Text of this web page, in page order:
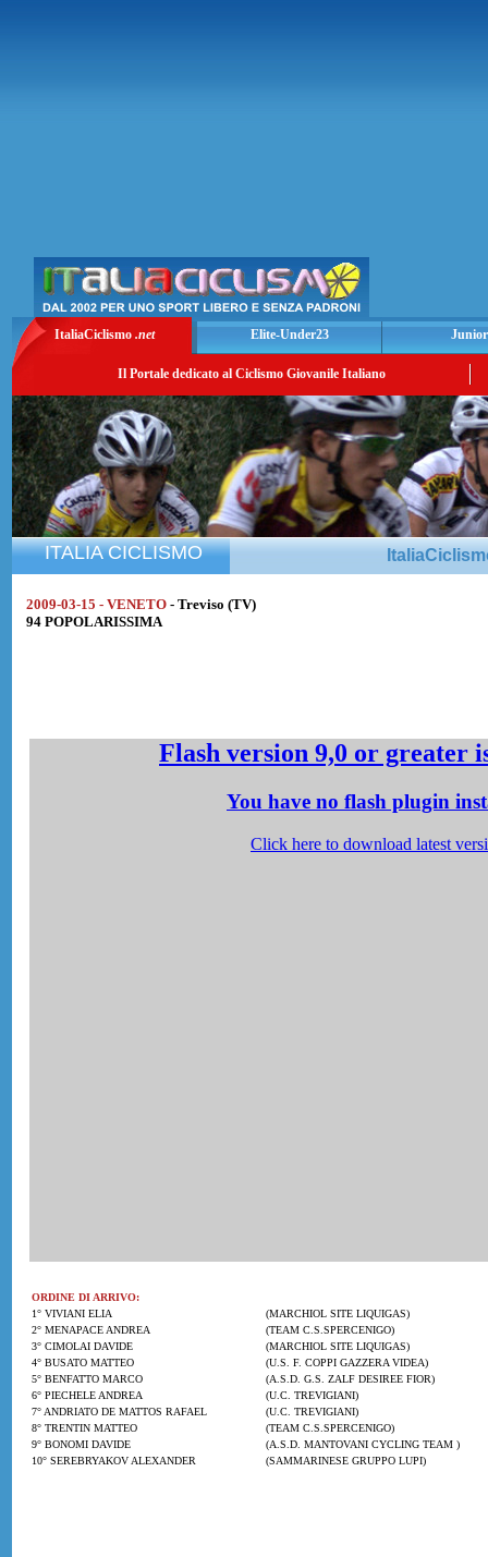
ItaliaCiclismo .net Elite-Under23
Il Portale dedicato al Ciclismo Giovanile Italiano
ITALIA CICLISMO
2009-03-15 - VENETO - Treviso (TV)
94 POPOLARISSIMA
ORDINE DI ARRIVO:
1° VIVIANI ELIA
(MARCHIOL SITE LIQUIGAS)
2° MENAPACE ANDREA
(TEAM C.S.SPERCENIGO)
3° CIMOLAI DAVIDE
(MARCHIOL SITE LIQUIGAS)
4° BUSATO MATTEO
(U.S. F. COPPI GAZZERA VIDEA)
5° BENFATTO MARCO
(A.S.D. G.S. ZALF DESIREE FIOR)
6° PIECHELE ANDREA
(U.C. TREVIGIANI)
7° ANDRIATO DE MATTOS RAFAEL
(U.C. TREVIGIANI)
8° TRENTIN MATTEO
(TEAM C.S.SPERCENIGO)
9° BONOMI DAVIDE
(A.S.D. MANTOVANI CYCLING TEAM )
10° SEREBRYAKOV ALEXANDER
(SAMMARINESE GRUPPO LUPI)